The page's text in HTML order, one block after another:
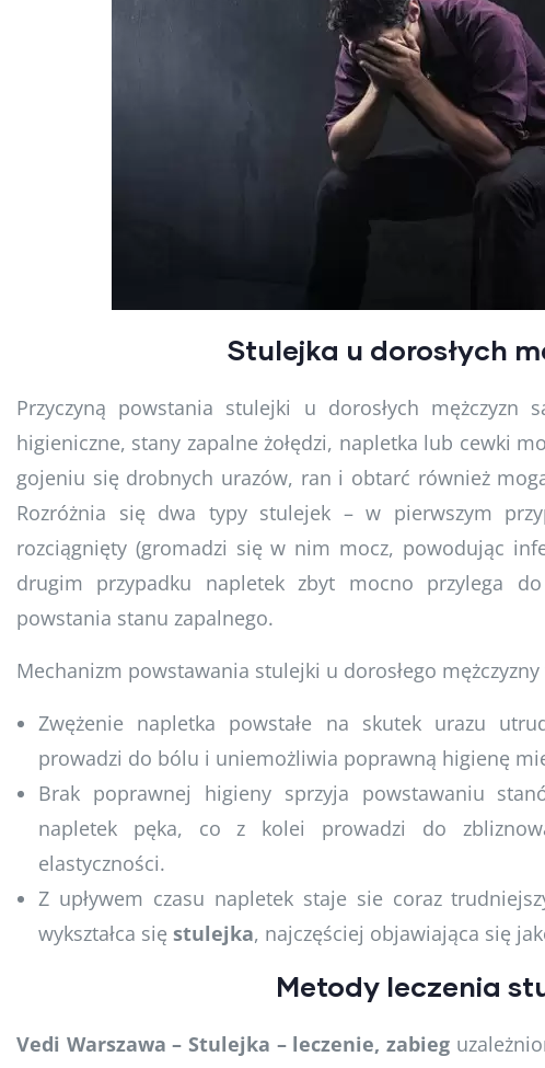
Stulejka u dorosłych
Przyczyną powstania stulejki u dorosłych mężczyzn
higieniczne, stany zapalne żołędzi, napletka lub cewki
gojeniu się drobnych urazów, ran i obtarć również
Rozróżnia się dwa typy stulejek – w pierwszym
rozciągnięty (gromadzi się w nim mocz, powodując
drugim przypadku napletek zbyt mocno przylega
powstania stanu zapalnego.
Mechanizm powstawania stulejki u dorosłego
Zwężenie napletka powstałe na skutek urazu
prowadzi do bólu i uniemożliwia poprawną higienę
Brak poprawnej higieny sprzyja powstawaniu
napletek pęka, co z kolei prowadzi do
elastyczności.
Z upływem czasu napletek staje sie coraz
wykształca się stulejka, najczęściej objawiająca się
Metody leczenia
Vedi Warszawa – Stulejka – leczenie, zabieg